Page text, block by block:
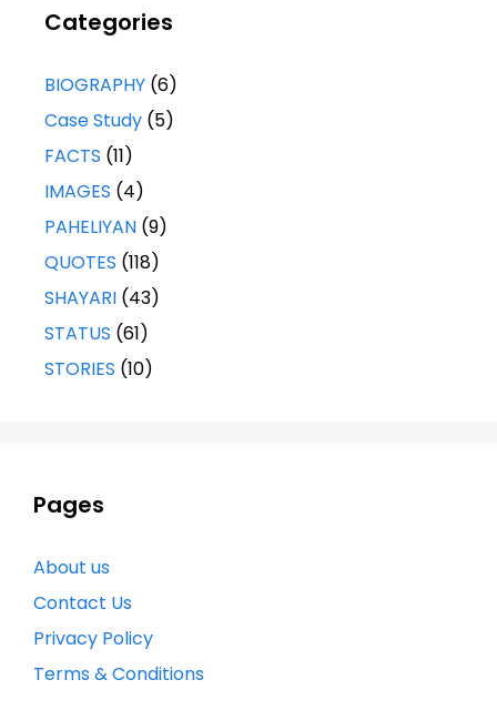
Categories
BIOGRAPHY (6)
Case Study (5)
FACTS (11)
IMAGES (4)
PAHELIYAN (9)
QUOTES (118)
SHAYARI (43)
STATUS (61)
STORIES (10)
Pages
About us
Contact Us
Privacy Policy
Terms & Conditions